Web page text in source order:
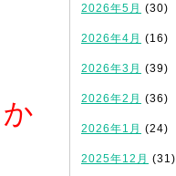
2026年5月 (30)
2026年4月 (16)
2026年3月 (39)
2026年2月 (36)
2026年1月 (24)
2025年12月 (31)